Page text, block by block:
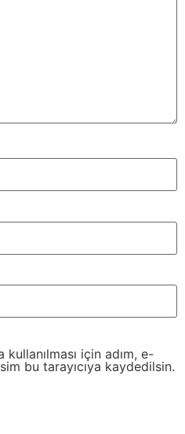
için adım, e-
bu tarayıcıya kaydedilsin.